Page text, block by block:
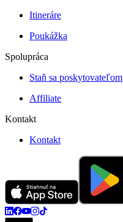
Itineráre
Poukážka
Spolupráca
Staň sa poskytovateľom
Affiliate
Kontakt
Kontakt